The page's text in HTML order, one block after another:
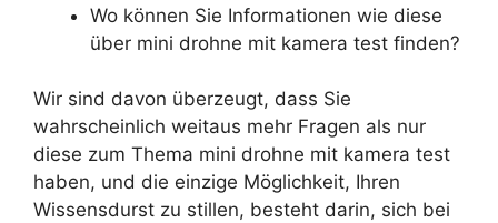
Wo können Sie Informationen wie diese
über mini drohne mit kamera test finden?
Wir sind davon überzeugt, dass Sie
wahrscheinlich weitaus mehr Fragen als nur
diese zum Thema mini drohne mit kamera test
haben, und die einzige Möglichkeit, Ihren
Wissensdurst zu stillen, besteht darin, sich bei